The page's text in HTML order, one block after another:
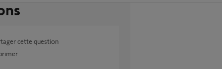
cette question